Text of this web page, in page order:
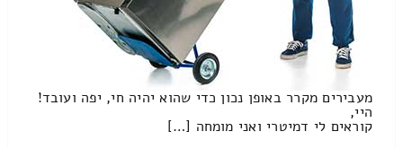
מעבירים מקרר באופן נכון כדי שהוא יהיה חי, יפה ועובד!
היי,
קוראים לי דמיטרי ואני מומחה […]